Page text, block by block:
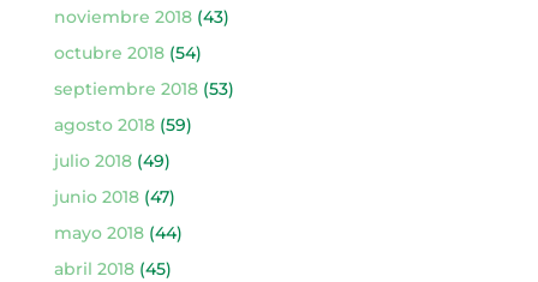
noviembre 2018(43)
octubre 2018(54)
septiembre 2018(53)
agosto 2018(59)
julio 2018(49)
junio 2018(47)
mayo 2018(44)
abril 2018(45)